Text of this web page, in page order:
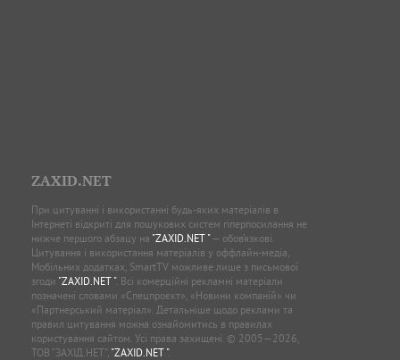
ZAXID.NET
При цитуванні і використанні будь-яких матеріалів в
Інтернеті відкриті для пошукових систем гіперпосилання не
нижче першого абзацу на "ZAXID.NET "— обов’язкові.
Цитування і використання матеріалів у оффлайн-медіа,
Мобільних додатках, SmartTV можливе лише з письмової
згоди "ZAXID.NET ". Всі комерційні рекламні матеріали
позначені словами «Спецпроєкт», «Новини компаній» чи
«Партнерський матеріал». Детальніше щодо реклами та
правил цитування можна ознайомитись в правилах
користування сайтом. Усі права захищені. © 2005—2026,
ТОВ “ЗАХІД.НЕТ”, "ZAXID.NET ".